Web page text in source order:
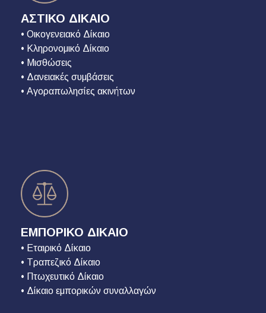
ΑΣΤΙΚΟ ΔΙΚΑΙΟ
• Οικογενειακό Δίκαιο
• Κληρονομικό Δίκαιο
• Μισθώσεις
• Δανειακές συμβάσεις
• Αγοραπωλησίες ακινήτων
ΕΜΠΟΡΙΚΟ ΔΙΚΑΙΟ
• Εταιρικό Δίκαιο
• Τραπεζικό Δίκαιο
• Πτωχευτικό Δίκαιο
• Δίκαιο εμπορικών συναλλαγών